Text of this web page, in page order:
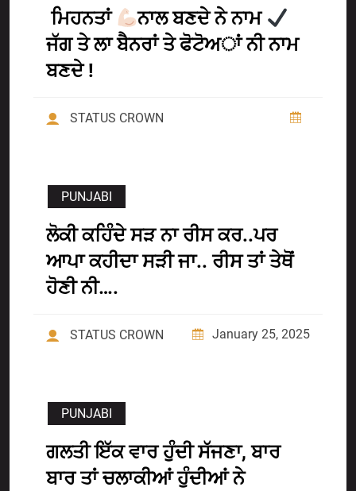
ਮਿਹਨਤਾਂ
ਨਾਲ ਬਣਦੇ ਨੇ ਨਾਮ
ਜੱਗ ਤੇ ਲਾ ਬੈਨਰਾਂ ਤੇ ਫੋਟੋਅਾਂ ਨੀ ਨਾਮ
ਬਣਦੇ !
STATUS CROWN
PUNJABI
ਲੋਕੀ ਕਹਿੰਦੇ ਸੜ ਨਾ ਰੀਸ ਕਰ..ਪਰ
ਆਪਾ ਕਹੀਦਾ ਸੜੀ ਜਾ.. ਰੀਸ ਤਾਂ ਤੇਥੋਂ
ਹੋਣੀ ਨੀ….
STATUS CROWN January 25, 2025
PUNJABI
ਗਲਤੀ ਇੱਕ ਵਾਰ ਹੁੰਦੀ ਸੱਜਣਾ, ਬਾਰ
ਬਾਰ ਤਾਂ ਚਲਾਕੀਆਂ ਹੁੰਦੀਆਂ ਨੇ